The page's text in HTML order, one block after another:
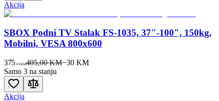
Akcija
SBOX Podni TV Stalak FS-1035, 37"-100", 150kg,
Mobilni, VESA 800x600
375 00KM405,00 KM−30 KM
Samo 3 na stanju
Akcija